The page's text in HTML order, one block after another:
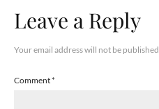
Leave a Reply
Your email address will not be published.
Comment*